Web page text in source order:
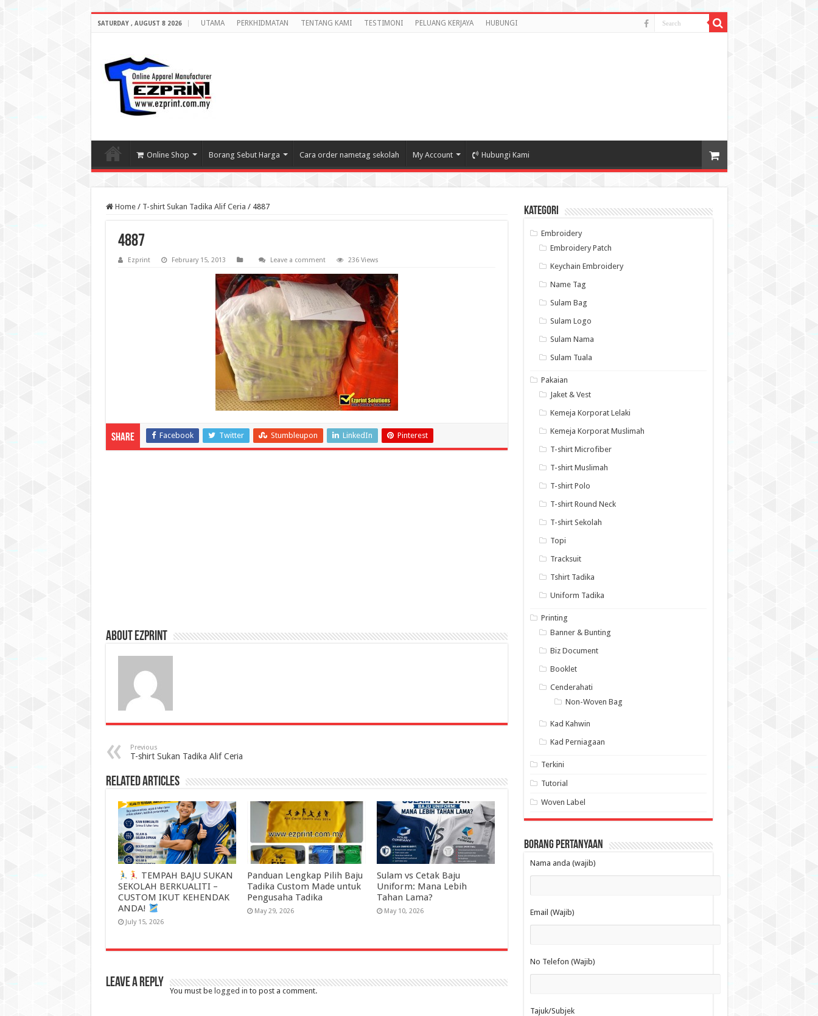
SATURDAY , AUGUST 8 2026 UTAMA PERKHIDMATAN TENTANG KAMI TESTIMONI PELUANG KERJAYA HUBUNGI
Online Shop Borang Sebut Harga Cara order nametag sekolah My Account Hubungi Kami
Home / T-shirt Sukan Tadika Alif Ceria / 4887
4887
Ezprint February 15, 2013 Leave a comment 236 Views
Share Facebook Twitter Stumbleupon LinkedIn Pinterest
About Ezprint
Previous
T-shirt Sukan Tadika Alif Ceria
Related Articles
TEMPAH BAJU SUKAN
SEKOLAH BERKUALITI –
CUSTOM IKUT KEHENDAK
ANDA!
July 15, 2026
Panduan Lengkap Pilih Baju
Tadika Custom Made untuk
Pengusaha Tadika
May 29, 2026
Sulam vs Cetak Baju
Uniform: Mana Lebih
Tahan Lama?
May 10, 2026
Leave a Reply
You must be logged in to post a comment.
Kategori
Embroidery
Embroidery Patch
Keychain Embroidery
Name Tag
Sulam Bag
Sulam Logo
Sulam Nama
Sulam Tuala
Pakaian
Jaket & Vest
Kemeja Korporat Lelaki
Kemeja Korporat Muslimah
T-shirt Microfiber
T-shirt Muslimah
T-shirt Polo
T-shirt Round Neck
T-shirt Sekolah
Topi
Tracksuit
Tshirt Tadika
Uniform Tadika
Printing
Banner & Bunting
Biz Document
Booklet
Cenderahati
Non-Woven Bag
Kad Kahwin
Kad Perniagaan
Terkini
Tutorial
Woven Label
Borang Pertanyaan
Nama anda (wajib)
Email (Wajib)
No Telefon (Wajib)
Tajuk/Subjek